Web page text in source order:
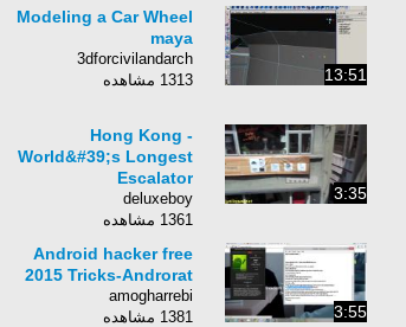
13:51
Modeling a Car Wheel
maya
3dforcivilandarch
1313 مشاهده
3:35
Hong Kong -
World&#39;s Longest
Escalator
deluxeboy
1361 مشاهده
3:55
Android hacker free
2015 Tricks-Androrat
amogharrebi
1381 مشاهده